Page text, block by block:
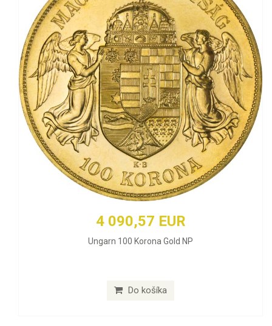
4 090,57 EUR
Ungarn 100 Korona Gold NP
Do košíka